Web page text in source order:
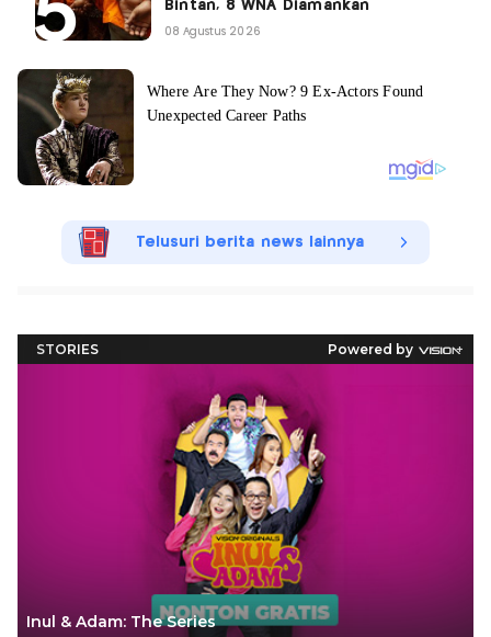
Bintan, 8 WNA Diamankan
08 Agustus 2026
Telusuri berita news lainnya